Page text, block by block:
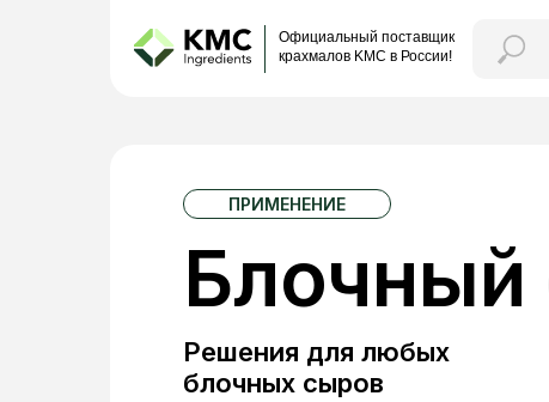
Официальный поставщик
крахмалов KMC в России!
ПРИМЕНЕНИЕ
Решения для любых
блочных сыров